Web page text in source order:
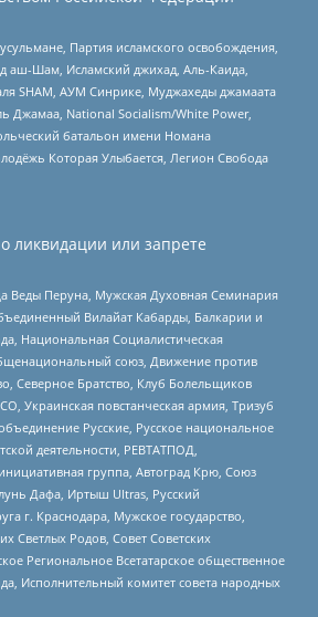
Партия исламского освобождения,
аш-Шам, Исламский джихад, Аль-Каида,
SHAM, АУМ Синрике, Муджахеды джамаата
Джамаа, National Socialism/White Power,
батальон имени Номана
Которая Улыбается, Легион Свобода
ликвидации или запрете
Веды Перуна, Мужская Духовная Семинария
Вилайат Кабарды, Балкарии и
Национальная Социалистическая
союз, Движение против
Северное Братство, Клуб Болельщиков
Украинская повстанческая армия, Тризуб
Русские, Русское национальное
деятельности, РЕВТАТПОД,
группа, Автоград Крю, Союз
Дафа, Иртыш Ultras, Русский
г. Краснодара, Мужское государство,
Светлых Родов, Совет Советских
Региональное Всетатарское общественное
Исполнительный комитет совета народных